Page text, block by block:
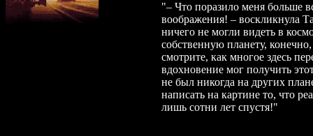
"– Что поразило меня больше
воображения! – воскликнула
ничего не могли видеть в
собственную планету,
смотрите, как многое здесь
вдохновение мог получить
не был никогда на других
написать на картине то, что
лишь сотни лет спустя!"